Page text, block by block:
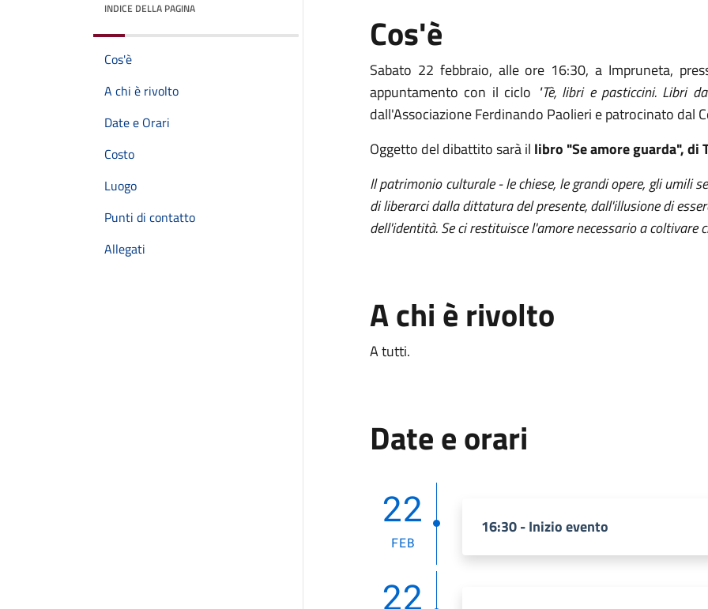
INDICE DELLA PAGINA
Cos'è
A chi è rivolto
Date e Orari
Costo
Luogo
Punti di contatto
Allegati
Cos'è
Sabato 22 febbraio, alle ore 16:30, a Impruneta,
appuntamento con il ciclo "Tè, libri e pasticcini. Libri
dall'Associazione Ferdinando Paolieri e patrocinato dal
Oggetto del dibattito sarà il libro "Se amore guarda", di
Il patrimonio culturale - le chiese, le grandi opere, gli umili
di liberarci dalla dittatura del presente, dall'illusione di
dell'identità. Se ci restituisce l'amore necessario a coltivare
A chi è rivolto
A tutti.
Date e orari
22
FEB
16:30 - Inizio evento
22